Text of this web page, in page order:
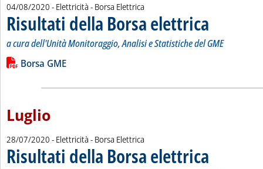
04/08/2020 - Elettricità - Borsa Elettrica
Risultati della Borsa elettrica
a cura dell'Unità Monitoraggio, Analisi e Statistiche del GME
Leggi tutta la notizia: 'Risultati della Borsa elettrica'
Lista allegati PDF alla notizia
Borsa GME
Luglio
28/07/2020 - Elettricità - Borsa Elettrica
Risultati della Borsa elettrica